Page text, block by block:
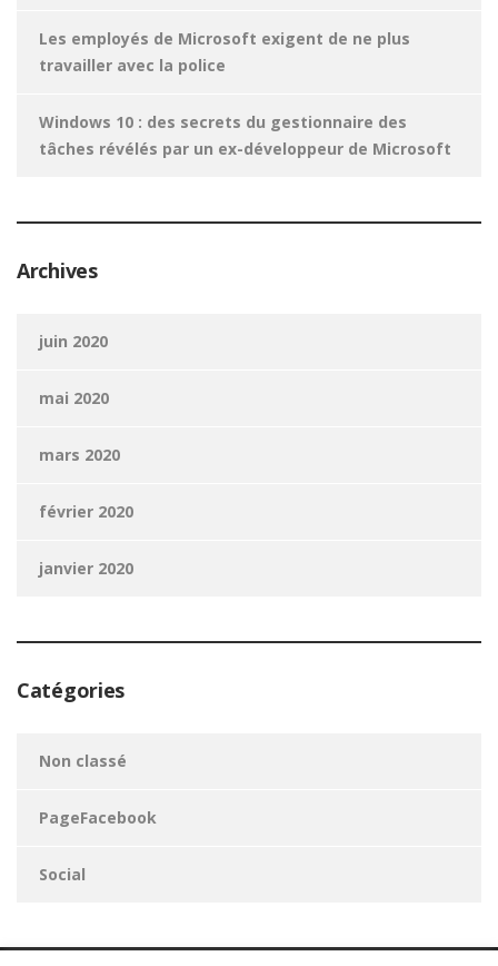
Les employés de Microsoft exigent de ne plus
travailler avec la police
Windows 10 : des secrets du gestionnaire des
tâches révélés par un ex-développeur de Microsoft
Archives
juin 2020
mai 2020
mars 2020
février 2020
janvier 2020
Catégories
Non classé
PageFacebook
Social